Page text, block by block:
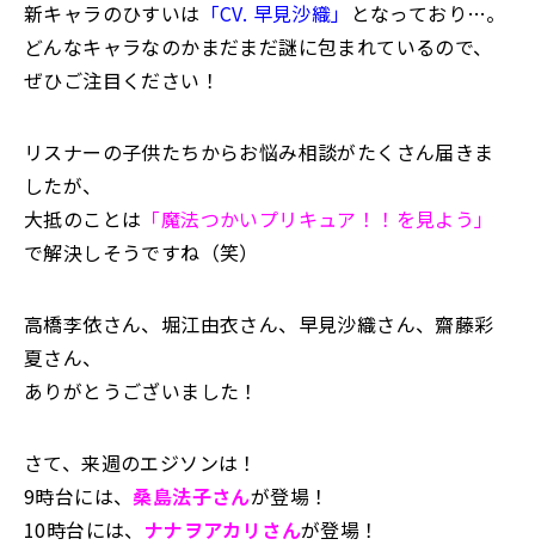
新キャラのひすいは 「CV. 早見沙織」 となっており…。
どんなキャラなのかまだまだ謎に包まれているので、
ぜひご注目ください！
リスナーの子供たちからお悩み相談がたくさん届きま
したが、
大抵のことは 「魔法つかいプリキュア！！を見よう」
で解決しそうですね（笑）
高橋李依さん、堀江由衣さん、早見沙織さん、齋藤彩
夏さん、
ありがとうございました！
さて、来週のエジソンは！
9時台には、桑島法子さんが登場！
10時台には、 ナナヲアカリさんが登場！